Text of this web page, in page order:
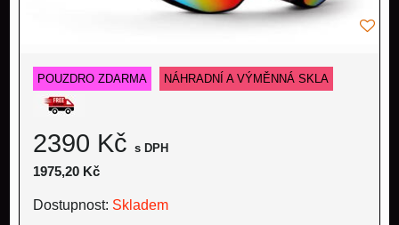
POUZDRO ZDARMA NÁHRADNÍ A VÝMĚNNÁ SKLA
2390 Kč s DPH
1975,20 Kč
Dostupnost: Skladem